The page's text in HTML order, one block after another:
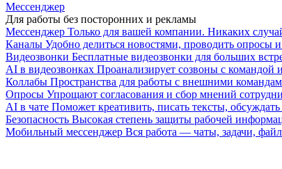
Мессенджер
Для работы без посторонних и рекламы
Мессенджер Только для вашей компании. Никаких
Каналы Удобно делиться новостями, проводить опросы
Видеозвонки Бесплатные видеозвонки для больших
AI в видеозвонках Проанализирует созвоны с командой
Коллабы Пространства для работы с внешними
Опросы Упрощают согласования и сбор мнений
AI в чате Поможет креативить, писать тексты,
Безопасность Высокая степень защиты рабочей
Мобильный мессенджер Вся работа — чаты, задачи,